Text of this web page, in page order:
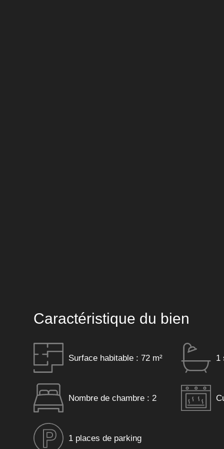
Caractéristique du bien
Surface habitable : 72 m² 1
Nombre de chambre : 2
1 places de parking